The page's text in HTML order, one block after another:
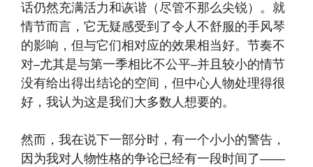
话仍然充满活力和诙谐（尽管不那么尖锐）​。就
情节而言，它无疑感受到了令人不舒服的手风琴
的影响，但与它们相对应的效果相当好。​节奏不
对​​–​​​​​​尤其是与第一季相比不公平​​–​​​​并且较小的情节
没有给出得出结论的空间，但中心人物处理得很
好，我认为这是我们大多数人想要的。
然而，我在说下一部分时，有一个小小的警告，
因为我对人物性格的争论已经有一段时间了——